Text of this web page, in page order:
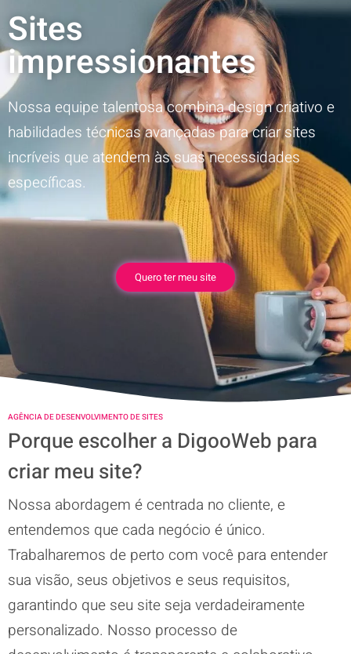
Sites
impressionantes
Nossa equipe talentosa combina design criativo e
habilidades técnicas avançadas para criar sites
incríveis que atendem às suas necessidades
específicas.
Quero ter meu site
AGÊNCIA DE DESENVOLVIMENTO DE SITES
Porque escolher a DigooWeb para
criar meu site?
Nossa abordagem é centrada no cliente, e
entendemos que cada negócio é único.
Trabalharemos de perto com você para entender
sua visão, seus objetivos e seus requisitos,
garantindo que seu site seja verdadeiramente
personalizado. Nosso processo de